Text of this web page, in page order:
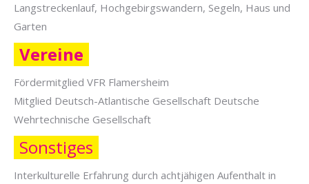
Langstreckenlauf, Hochgebirgswandern, Segeln, Haus und
Garten
Vereine
Fördermitglied VFR Flamersheim
Mitglied Deutsch-Atlantische Gesellschaft Deutsche
Wehrtechnische Gesellschaft
Sonstiges
Interkulturelle Erfahrung durch achtjähigen Aufenthalt in